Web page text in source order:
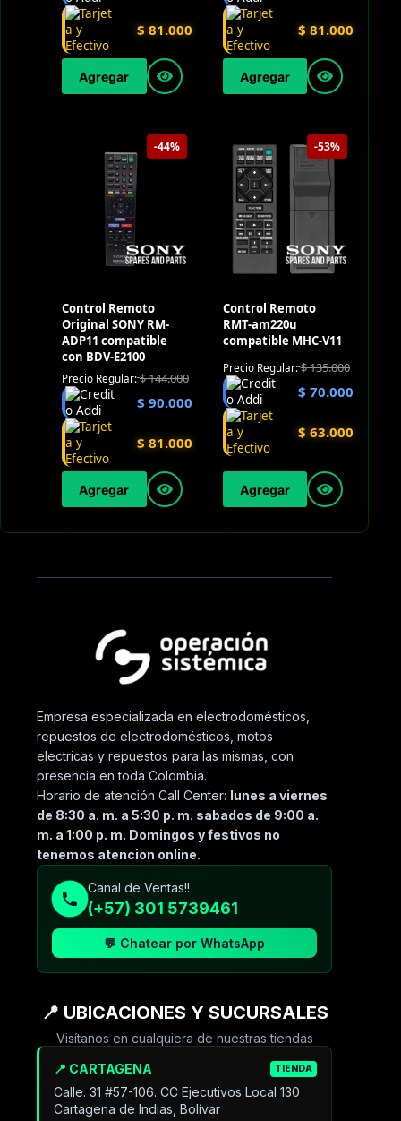
$ 81.000
Agregar
$ 81.000
Agregar
-44%
Control Remoto
Original SONY RM-
ADP11 compatible
con BDV-E2100
Precio Regular:$144.000
$ 90.000
$ 81.000
Agregar
-53%
Control Remoto
RMT-am220u
compatible MHC-V11
Precio Regular:$135.000
$ 70.000
$ 63.000
Agregar
Empresa especializada en electrodomésticos,
repuestos de electrodomésticos, motos
electricas y repuestos para las mismas, con
presencia en toda Colombia.
Horario de atención Call Center: lunes a viernes
de 8:30 a. m. a 5:30 p. m. sabados de 9:00 a.
m. a 1:00 p. m. Domingos y festivos no
tenemos atencion online.
Canal de Ventas!!
(+57) 301 5739461
💬 Chatear por WhatsApp
📍 UBICACIONES Y SUCURSALES
Visítanos en cualquiera de nuestras tiendas
📍 CARTAGENA TIENDA
Calle. 31 #57-106. CC Ejecutivos Local 130
Cartagena de Indias, Bolívar